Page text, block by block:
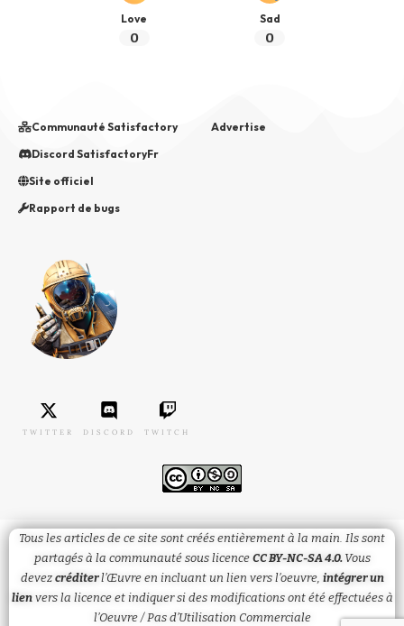
Love
0
Sad
0
Communauté Satisfactory
Discord SatisfactoryFr
Site officiel
Rapport de bugs
Advertise
TWITTER DISCORD TWITCH
Tous les articles de ce site sont créés entièrement à la main. Ils sont
partagés à la communauté sous licence CC BY-NC-SA 4.0. Vous
devez créditerl’Œuvre en incluant un lien vers l’oeuvre, intégrer un
lienvers la licence et indiquersi des modifications ont été effectuées à
l’Oeuvre / Pas d’Utilisation Commerciale